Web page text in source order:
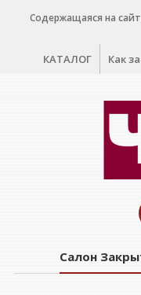
Содержащаяся на
КАТАЛОГ Как
дегустации
Салон